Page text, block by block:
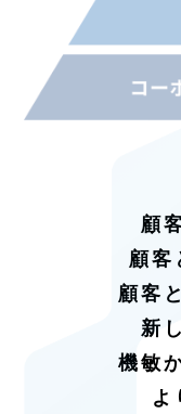
顧
顧客
顧客
新
機敏
よ